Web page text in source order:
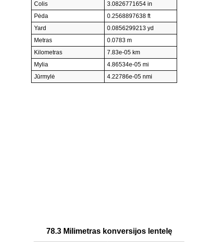
Colis
3.0826771654 in
Pėda
0.2568897638 ft
Yard
0.0856299213 yd
Metras
0.0783 m
Kilometras
7.83e-05 km
Mylia
4.86534e-05 mi
Jūrmylė
4.22786e-05 nmi
78.3 Milimetras konversijos lentelę